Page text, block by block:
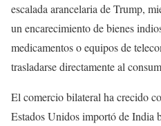
escalada arancelaria de Trump,
un encarecimiento de bienes
medicamentos o equipos de
trasladarse directamente al
El comercio bilateral ha crecido
Estados Unidos importó de India